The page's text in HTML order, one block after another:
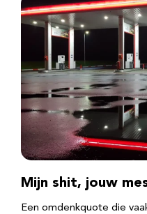
Mijn shit, jouw
Een omdenkquote die